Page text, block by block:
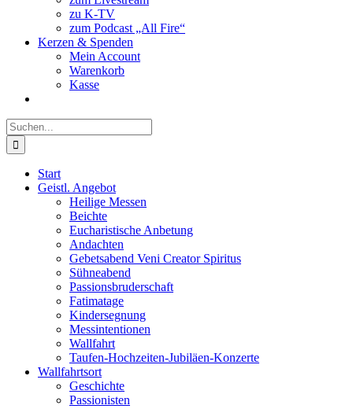
zu K-TV
zum Podcast „All Fire“
Kerzen & Spenden
Mein Account
Warenkorb
Kasse
Suche
nach:
Start
Geistl. Angebot
Heilige Messen
Beichte
Eucharistische Anbetung
Andachten
Gebetsabend Veni Creator Spiritus
Sühneabend
Passionsbruderschaft
Fatimatage
Kindersegnung
Messintentionen
Wallfahrt
Taufen-Hochzeiten-Jubiläen-Konzerte
Wallfahrtsort
Geschichte
Passionisten